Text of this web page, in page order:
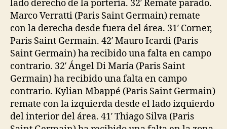
lado derecho de la portería. 32′ Remate parado.
Marco Verratti (Paris Saint Germain) remate
con la derecha desde fuera del área. 31′ Corner,
Paris Saint Germain. 42′ Mauro Icardi (Paris
Saint Germain) ha recibido una falta en campo
contrario. 32′ Ángel Di María (Paris Saint
Germain) ha recibido una falta en campo
contrario. Kylian Mbappé (Paris Saint Germain)
remate con la izquierda desde el lado izquierdo
del interior del área. 41′ Thiago Silva (Paris